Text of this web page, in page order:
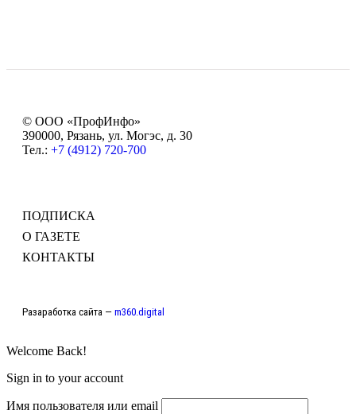
© ООО «ПрофИнфо»
390000, Рязань, ул. Могэс, д. 30
Тел.: +7 (4912) 720-700
ПОДПИСКА
О ГАЗЕТЕ
КОНТАКТЫ
Разаработка сайта — m360.digital
Welcome Back!
Sign in to your account
Имя пользователя или email